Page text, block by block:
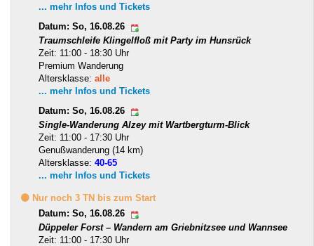
... mehr Infos und Tickets
Datum: So, 16.08.26
Traumschleife Klingelfloß mit Party im Hunsrück
Zeit: 11:00 - 18:30 Uhr
Premium Wanderung
Altersklasse: alle
... mehr Infos und Tickets
Datum: So, 16.08.26
Single-Wanderung Alzey mit Wartbergturm-Blick
Zeit: 11:00 - 17:30 Uhr
Genußwanderung (14 km)
Altersklasse: 40-65
... mehr Infos und Tickets
🟡 Nur noch 3 TN bis zum Start
Datum: So, 16.08.26
Düppeler Forst – Wandern am Griebnitzsee und Wannsee
Zeit: 11:00 - 17:30 Uhr